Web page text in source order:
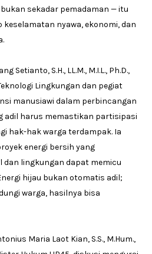
sekadar pemadaman — itu
nyawa, ekonomi, dan
Setianto, S.H., LL.M., M.I.L., Ph.D.,
Lingkungan dan pegiat
manusiawi dalam perbincangan
adil harus memastikan partisipasi
hak-hak warga terdampak. Ia
energi bersih yang
dan lingkungan dapat memicu
hijau bukan otomatis adil;
warga, hasilnya bisa
Maria Laot Kian, S.S., M.Hum.,